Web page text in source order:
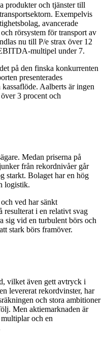
produkter och tjänster till
Exempelvis
avancerade
rörsystem för transport av
nu till P/e strax över 12
multipel under 7.
på den finska konkurrenten
presenterades
Aalberts är ingen
3 procent och
Medan priserna på
från rekordnivåer går
starkt. Bolaget har en hög
logistik.
ved har sänkt
i en relativt svag
sig vid en turbulent börs och
stark börs framöver.
vilket även gett avtryck i
levererat rekordvinster, har
och stora ambitioner
Men aktiemarknaden är
och en